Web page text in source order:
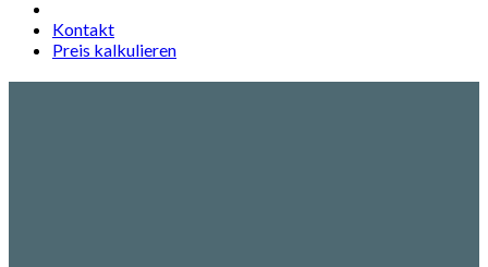
Kontakt
Preis kalkulieren